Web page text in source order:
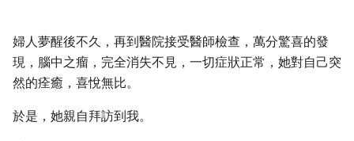
婦人夢醒後不久，再到醫院接受醫師檢查，萬分驚喜的發
現，腦中之瘤，完全消失不見，一切症狀正常，她對自己突
然的痊癒，喜悅無比。
於是，她親自拜訪到我。